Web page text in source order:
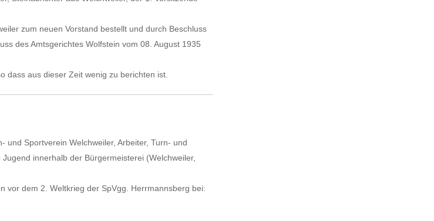
zum neuen Vorstand bestellt und durch Beschluss
des Amtsgerichtes Wolfstein vom 08. August 1935
dass aus dieser Zeit wenig zu berichten ist.
Sportverein Welchweiler, Arbeiter, Turn- und
innerhalb der Bürgermeisterei (Welchweiler,
vor dem 2. Weltkrieg der SpVgg. Herrmannsberg bei: